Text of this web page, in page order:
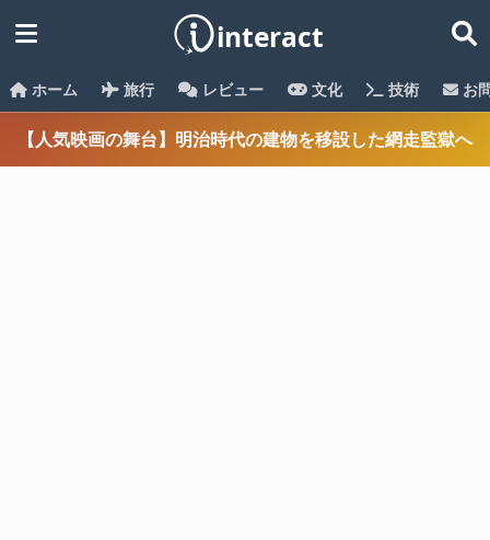
ホーム 旅行 レビュー 文化 技術 お
【人気映画の舞台】明治時代の建物を移設した網走監獄へ